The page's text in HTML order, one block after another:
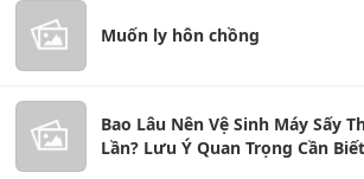
Muốn ly hôn chồng
Bao Lâu Nên Vệ Sinh Máy Sấy
Lần? Lưu Ý Quan Trọng Cần Biết